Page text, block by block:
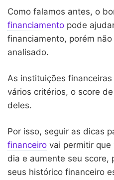
Como falamos antes, o
financiamento pode
financiamento, porém
analisado.
As instituições
vários critérios, o score
deles.
Por isso, seguir as dicas
financeiro vai permitir que
dia e aumente seu score,
seus histórico financeiro